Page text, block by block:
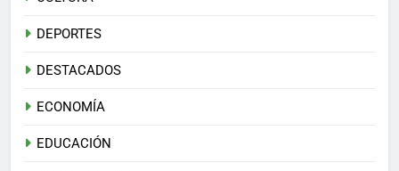
DEPORTES
DESTACADOS
ECONOMÍA
EDUCACIÓN